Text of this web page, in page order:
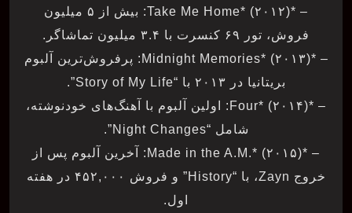
– *Take Me Home* (۲۰۱۲): بیش از ۵ میلیون
فروش، تور ۶۹ کنسرت با ۳.۴ میلیون تماشاگر.
– *Midnight Memories* (۲۰۱۳): پرفروش‌ترین آلبوم
بریتانیا در ۲۰۱۳ با “Story of My Life”.
– *Four* (۲۰۱۴): اولین آلبوم با آهنگ‌های خودنوشته،
شامل “Night Changes”.
– *Made in the A.M.* (۲۰۱۵): آخرین آلبوم پس از
خروج Zayn، با “History” و فروش ۴۵۲,۰۰۰ در هفته
اول.